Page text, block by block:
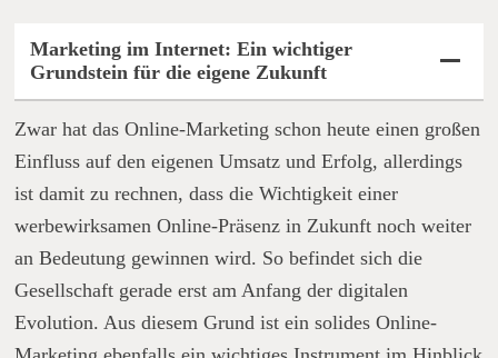
Marketing im Internet: Ein wichtiger
Grundstein für die eigene Zukunft
Zwar hat das Online-Marketing schon heute einen großen
Einfluss auf den eigenen Umsatz und Erfolg, allerdings
ist damit zu rechnen, dass die Wichtigkeit einer
werbewirksamen Online-Präsenz in Zukunft noch weiter
an Bedeutung gewinnen wird. So befindet sich die
Gesellschaft gerade erst am Anfang der digitalen
Evolution. Aus diesem Grund ist ein solides Online-